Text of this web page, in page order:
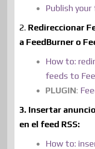
Publish
2. Redireccionar
a FeedBurner o
How to:
feeds to
PLUGIN:
3. Insertar
en el feed RSS:
How to: